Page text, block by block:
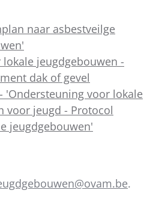
naar asbestveilge
jeugdgebouwen -
dak of gevel
'Ondersteuning voor lokale
voor jeugd - Protocol
jeugdgebouwen'
.